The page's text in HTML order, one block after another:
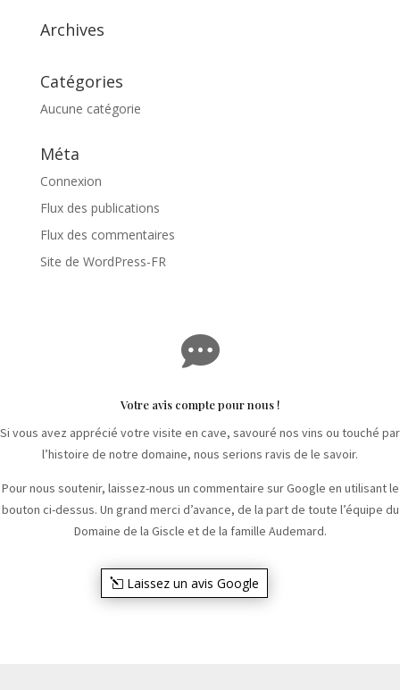
Archives
Catégories
Aucune catégorie
Méta
Connexion
Flux des publications
Flux des commentaires
Site de WordPress-FR

Votre avis compte pour nous !
Si vous avez apprécié votre visite en cave, savouré nos vins ou touché par
l’histoire de notre domaine, nous serions ravis de le savoir.
Pour nous soutenir, laissez-nous un commentaire sur Google en utilisant le
bouton ci-dessus. Un grand merci d’avance, de la part de toute l’équipe du
Domaine de la Giscle et de la famille Audemard.
Laissez un avis Google